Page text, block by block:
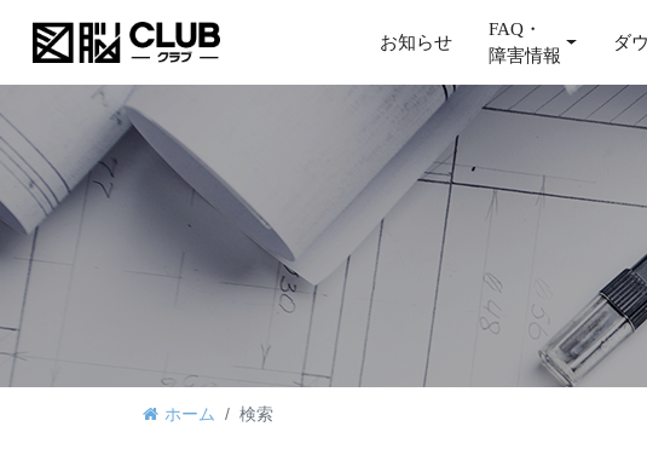
お知らせ
FAQ・
障害情報
ダ
ホーム 検索